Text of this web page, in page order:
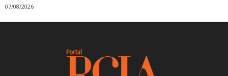
07/08/2026